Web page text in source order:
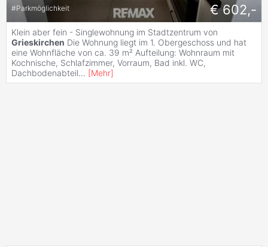
#Parkmöglichkeit € 602,-
Klein aber fein - Singlewohnung im Stadtzentrum von
Grieskirchen Die Wohnung liegt im 1. Obergeschoss und hat
eine Wohnfläche von ca. 39 m² Aufteilung: Wohnraum mit
Kochnische, Schlafzimmer, Vorraum, Bad inkl. WC,
Dachbodenabteil... [Mehr]